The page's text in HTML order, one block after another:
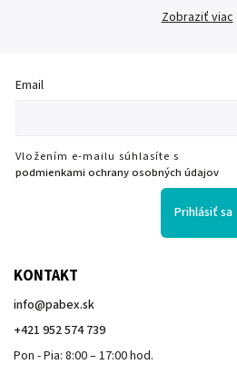
Zobraziť viac
Email
Vložením e-mailu súhlasíte s
podmienkami ochrany osobných údajov
Prihlásiť sa
KONTAKT
info@pabex.sk
+421 952 574 739
Pon - Pia: 8:00 – 17:00 hod.